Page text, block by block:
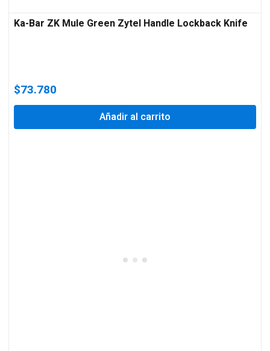
Ka-Bar ZK Mule Green Zytel Handle Lockback Knife
$73.780
Añadir al carrito